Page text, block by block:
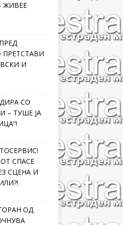
ЖИВЕЕ
И
СО
– ТУШЕ ЈА
СПАСЕ
СЦЕНА И
ОД